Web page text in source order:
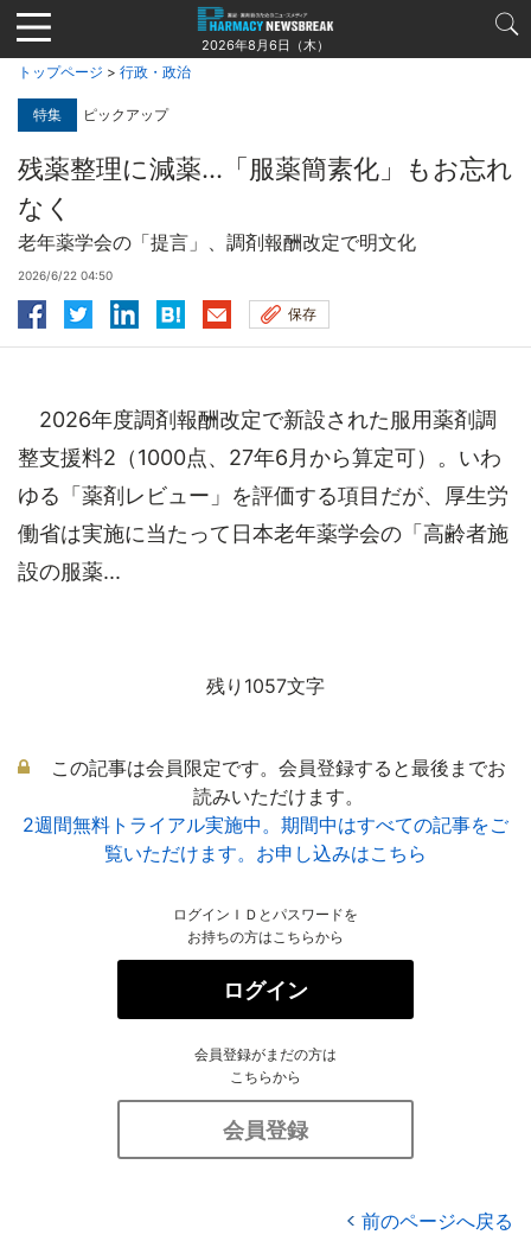
Jump
to
navigation
2026年8月6日（木）
トップページ > 行政・政治
特集 ピックアップ
残薬整理に減薬…「服薬簡素化」もお忘れ
なく
老年薬学会の「提言」、調剤報酬改定で明文化
2026/6/22 04:50
保存
2026年度調剤報酬改定で新設された服用薬剤調
整支援料2（1000点、27年6月から算定可）。いわ
ゆる「薬剤レビュー」を評価する項目だが、厚生労
働省は実施に当たって日本老年薬学会の「高齢者施
設の服薬...
残り1057文字
この記事は会員限定です。会員登録すると最後までお
読みいただけます。
2週間無料トライアル実施中。期間中はすべての記事をご
覧いただけます。お申し込みはこちら
ログインＩＤとパスワードを
お持ちの方はこちらから
ログイン
会員登録がまだの方は
こちらから
会員登録
前のページへ戻る